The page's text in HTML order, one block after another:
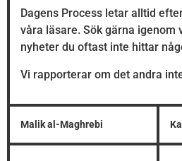
Dagens Process letar alltid
våra läsare. Sök gärna igenom
nyheter du oftast inte hittar
Vi rapporterar om det andra
Malik al-Maghrebi